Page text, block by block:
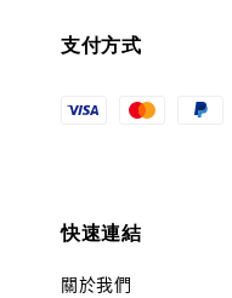
支付方式
快速連結
關於我們